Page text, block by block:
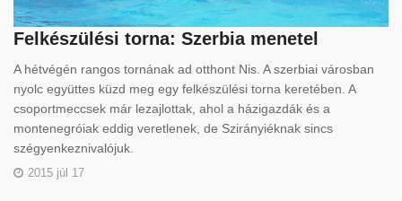
Felkészülési torna: Szerbia menetel
A hétvégén rangos tornának ad otthont Nis. A szerbiai városban
nyolc együttes küzd meg egy felkészülési torna keretében. A
csoportmeccsek már lezajlottak, ahol a házigazdák és a
montenegróiak eddig veretlenek, de Szirányiéknak sincs
szégyenkeznivalójuk.
2015 júl 17